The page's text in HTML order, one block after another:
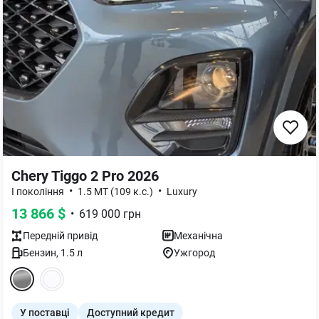
Chery Tiggo 2 Pro 2026
I покоління • 1.5 MT (109 к.с.) • Luxury
13 866 $ • 619 000 грн
Передній привід
Механічна
Бензин, 1.5л Ужгород
У поставці Доступний кредит